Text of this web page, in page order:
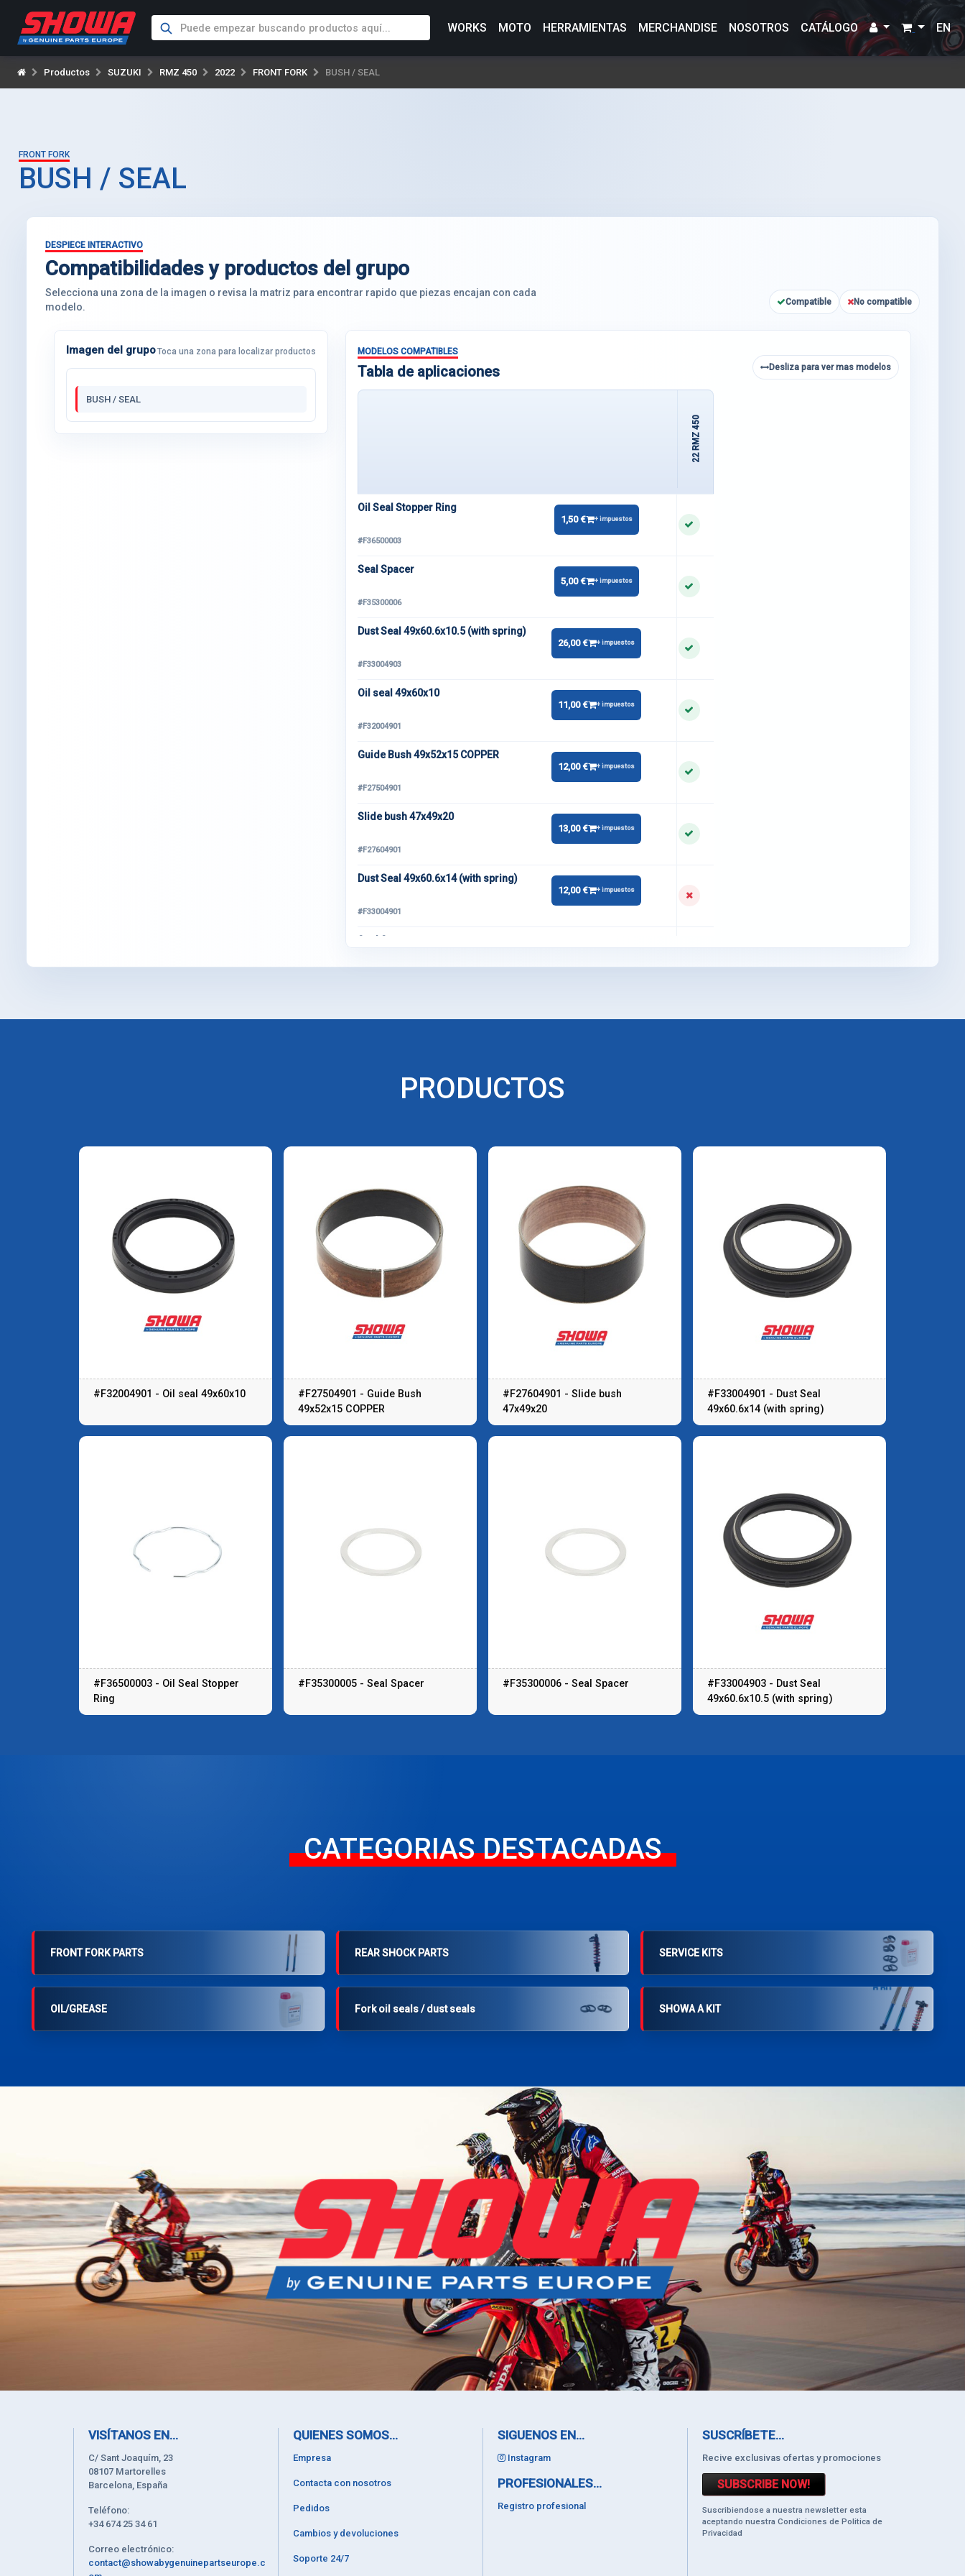
WORKS MOTO HERRAMIENTAS MERCHANDISE NOSOTROS CATÁLOGO EN
Productos SUZUKI RMZ 450 2022 FRONT FORK BUSH / SEAL
FRONT FORK
BUSH / SEAL
DESPIECE INTERACTIVO
Compatibilidades y productos del grupo
Selecciona una zona de la imagen o revisa la matriz para encontrar rapido que piezas encajan con cada
modelo.
Compatible No compatible
Imagen del grupoToca una zona para localizar productos
BUSH / SEAL
MODELOS COMPATIBLES
Tabla de aplicaciones Desliza para ver mas modelos
22 RMZ 450
Oil Seal Stopper Ring
#F36500003
1,50 € + impuestos
Seal Spacer
#F35300006
5,00 € + impuestos
Dust Seal 49x60.6x10.5 (with spring)
#F33004903
26,00 € + impuestos
Oil seal 49x60x10
#F32004901
11,00 € + impuestos
Guide Bush 49x52x15 COPPER
#F27504901
12,00 € + impuestos
Slide bush 47x49x20
#F27604901
13,00 € + impuestos
Dust Seal 49x60.6x14 (with spring)
#F33004901
12,00 € + impuestos
Seal Spacer
PRODUCTOS
#F32004901 - Oil seal 49x60x10
#F27504901 - Guide Bush
49x52x15 COPPER
#F27604901 - Slide bush
47x49x20
#F33004901 - Dust Seal
49x60.6x14 (with spring)
#F36500003 - Oil Seal Stopper
Ring
#F35300005 - Seal Spacer #F35300006 - Seal Spacer
#F33004903 - Dust Seal
49x60.6x10.5 (with spring)
CATEGORIAS DESTACADAS
FRONT FORK PARTS REAR SHOCK PARTS SERVICE KITS
OIL/GREASE Fork oil seals / dust seals SHOWA A KIT
VISÍTANOS EN...
C/ Sant Joaquím, 23
08107 Martorelles
Barcelona, España
Teléfono:
+34 674 25 34 61
Correo electrónico:
contact@showabygenuinepartseurope.c
QUIENES SOMOS...
Empresa
Contacta con nosotros
Pedidos
Cambios y devoluciones
Soporte 24/7
SIGUENOS EN...
Instagram
PROFESIONALES...
Registro profesional
SUSCRÍBETE...
Recive exclusivas ofertas y promociones
SUBSCRIBE NOW!
Suscribiendose a nuestra newsletter esta
aceptando nuestra Condiciones de Politica de
Privacidad